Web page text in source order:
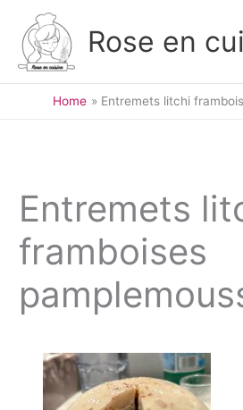
content
Rose en
Home Entremets litchi
Entremets
framboises